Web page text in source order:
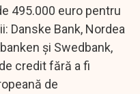
495.000 euro pentru
Danske Bank, Nordea
şi Swedbank,
credit fără a fi
de